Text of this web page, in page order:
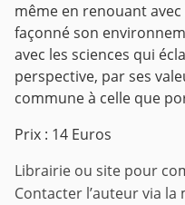
même en renouant
façonné son
avec les sciences qui
perspective, par ses
commune à celle que
Prix : 14 Euros
Librairie ou site pour
Contacter l’auteur via